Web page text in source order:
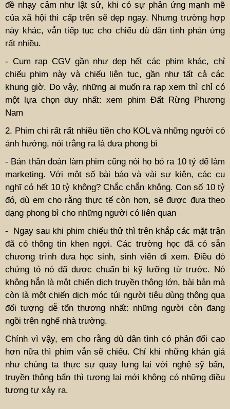
đề nhạy cảm như lật sử, khi có sự phản ứng mạnh mẽ
của xã hội thì cấp trên sẽ dẹp ngay. Nhưng trường hợp
này khác, vẫn tiếp tục cho chiếu dù dân tình phản ứng
rất nhiều.
- Cụm rạp CGV gần như dẹp hết các phim khác, chỉ
chiếu phim này và chiếu liên tục, gần như tất cả các
khung giờ. Do vậy, những ai muốn ra rạp xem thì chỉ có
một lựa chọn duy nhất: xem phim Đất Rừng Phương
Nam
2. Phim chi rất rất nhiều tiền cho KOL và những người có
ảnh hưởng, nói trắng ra là đưa phong bì
- Bản thân đoàn làm phim cũng nói họ bỏ ra 10 tỷ để làm
marketing. Với một số bài báo và vài sự kiện, các cụ
nghĩ có hết 10 tỷ không? Chắc chắn không. Con số 10 tỷ
đó, dù em cho rằng thực tế còn hơn, sẽ được đưa theo
dạng phong bì cho những người có liên quan
- Ngay sau khi phim chiếu thử thì trên khắp các mặt trận
đã có thông tin khen ngợi. Các trường học đã có sẵn
chương trình đưa học sinh, sinh viên đi xem. Điều đó
chứng tỏ nó đã được chuẩn bị kỹ lưỡng từ trước. Nó
không hẳn là một chiến dịch truyền thông lớn, bài bản mà
còn là một chiến dịch móc túi người tiêu dùng thông qua
đối tượng dễ tổn thương nhất: những người còn đang
ngồi trên nghế nhà trường.
Chính vì vậy, em cho rằng dù dân tình có phản đối cao
hơn nữa thì phim vẫn sẽ chiếu. Chỉ khi những khán giả
như chúng ta thực sự quay lưng lại với nghệ sỹ bẩn,
truyền thông bẩn thì tương lai mới không có những điều
tương tự xảy ra.